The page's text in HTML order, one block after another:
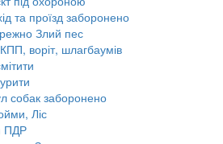
та проїзд заборонено
Злий пес
воріт, шлагбаумів
собак заборонено
Ліс
ПДР